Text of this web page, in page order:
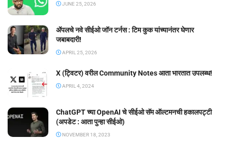
JUNE 25, 2026
ॲपलचे नवे सीईओ जॉन टर्नस : टिम कुक यांच्यानंतर घेणार
जबाबदारी!
APRIL 25, 2026
X (ट्विटर) वरील Community Notes आता भारतात उपलब्ध!
APRIL 4, 2024
ChatGPT च्या OpenAI चे सीईओ सॅम ऑल्टमनची हकालपट्टी
(अपडेट : आता पुन्हा सीईओ)
NOVEMBER 18, 2023